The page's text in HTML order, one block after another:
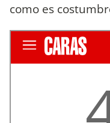
como es